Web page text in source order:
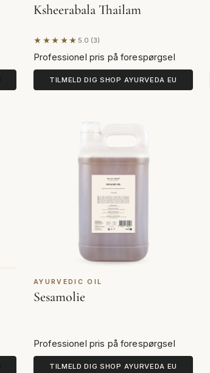
Ksheerabala Thailam
★★★★★ 5.0 (3)
Baseret på 3 anmeldelser
Professionel pris på forespørgsel
TILMELD DIG SHOP AYURVEDA EU
AYURVEDIC OIL
Sesamolie
Professionel pris på forespørgsel
TILMELD DIG SHOP AYURVEDA EU